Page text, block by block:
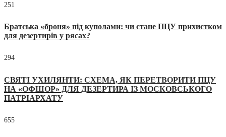
251
Братська «броня» під куполами: чи стане ПЦУ прихистком
для дезертирів у рясах?
294
СВЯТІ УХИЛЯНТИ: СХЕМА, ЯК ПЕРЕТВОРИТИ ПЦУ
НА «ОФШОР» ДЛЯ ДЕЗЕРТИРА ІЗ МОСКОВСЬКОГО
ПАТРІАРХАТУ
655